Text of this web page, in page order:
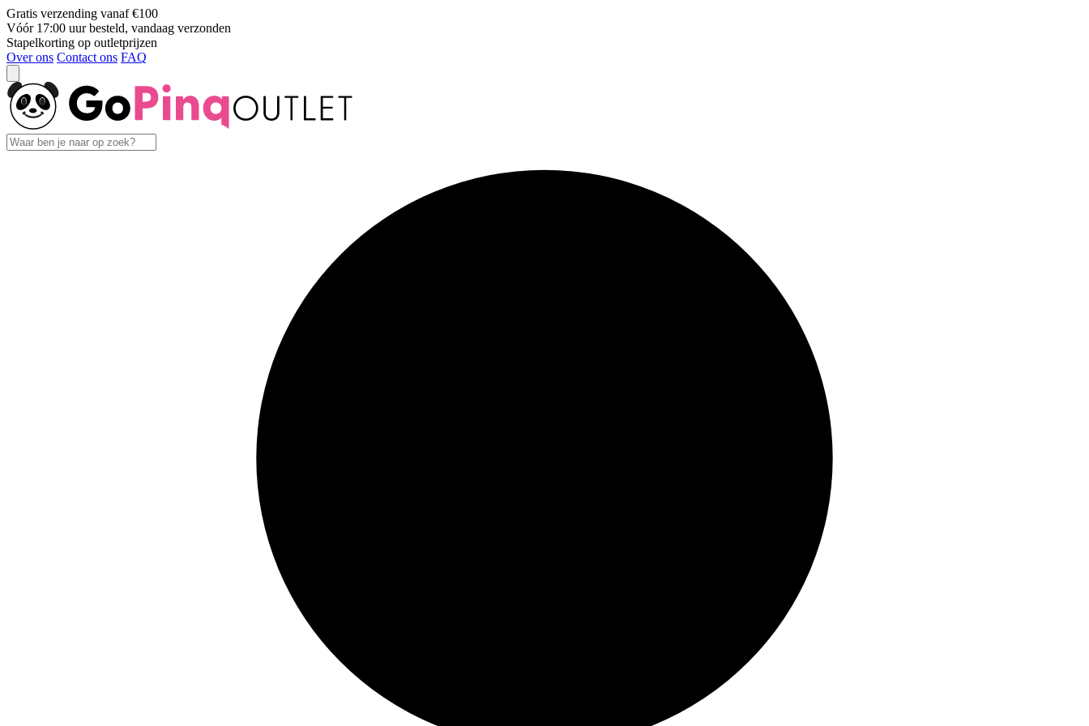
Gratis verzending vanaf €100
Vóór 17:00 uur besteld, vandaag verzonden
Stapelkorting op outletprijzen
Over ons Contact ons FAQ